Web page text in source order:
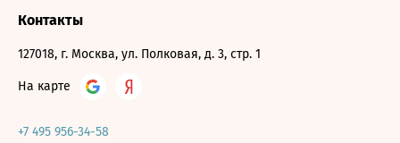
Контакты
127018, г. Москва, ул. Полковая, д. 3, стр. 1
На карте
+7 495 956-34-58